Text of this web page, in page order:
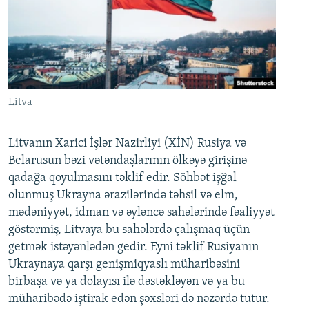
Litva
Litvanın Xarici İşlər Nazirliyi (XİN) Rusiya və
Belarusun bəzi vətəndaşlarının ölkəyə girişinə
qadağa qoyulmasını təklif edir. Söhbət işğal
olunmuş Ukrayna ərazilərində təhsil və elm,
mədəniyyət, idman və əyləncə sahələrində fəaliyyət
göstərmiş, Litvaya bu sahələrdə çalışmaq üçün
getmək istəyənlədən gedir. Eyni təklif Rusiyanın
Ukraynaya qarşı genişmiqyaslı müharibəsini
birbaşa və ya dolayısı ilə dəstəkləyən və ya bu
müharibədə iştirak edən şəxsləri də nəzərdə tutur.